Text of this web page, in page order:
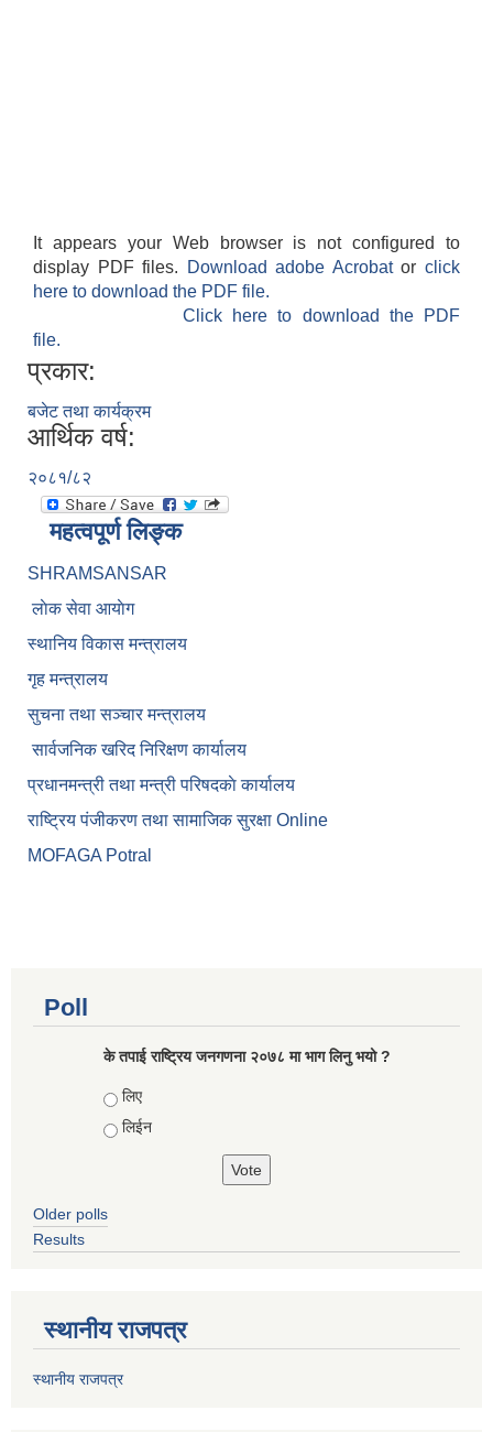
It appears your Web browser is not configured to
display PDF files.
Download adobe Acrobatorclick
here to download the PDF file.
Click here to download the PDF
file.
प्रकार:
बजेट तथा कार्यक्रम
आर्थिक वर्ष:
२०८१/८२
महत्वपूर्ण लिङ्क
SHRAMSANSAR
लाेक सेवा आयाेग
स्थानिय विकास मन्त्रालय
गृह मन्त्रालय
सुचना तथा सञ्चार मन्त्रालय
सार्वजनिक खरिद निरिक्षण कार्यालय
प्रधानमन्त्री तथा मन्त्री परिषदकाे कार्यालय
राष्ट्रिय पंजीकरण तथा सामाजिक सुरक्षा Online
MOFAGA Potral
Poll
के तपाई राष्ट्रिय जनगणना २०७८ मा भाग लिनु भयो ?
Choices
लिए
लिईन
Older polls
Results
स्थानीय राजपत्र
स्थानीय राजपत्र